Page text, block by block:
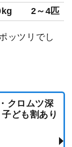
2～4匹
ッツリでし
クロムツ深
ども割あり